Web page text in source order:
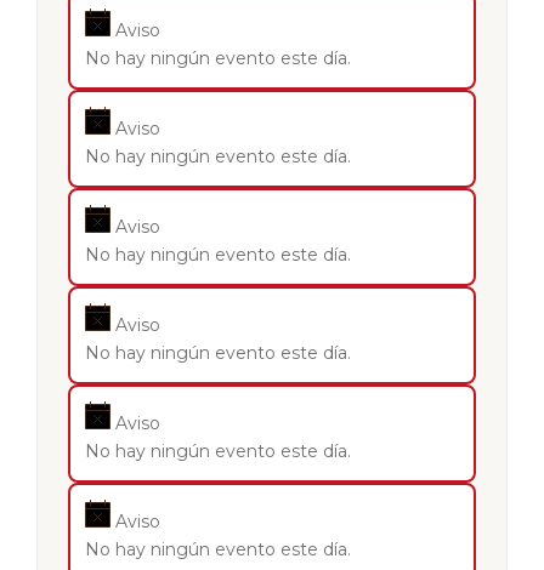
Aviso
No hay ningún evento este día.
Aviso
No hay ningún evento este día.
Aviso
No hay ningún evento este día.
Aviso
No hay ningún evento este día.
Aviso
No hay ningún evento este día.
Aviso
No hay ningún evento este día.